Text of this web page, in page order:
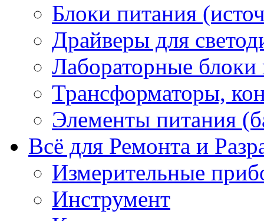
Блоки питания
Драйверы для
Лабораторные блоки
Трансформаторы,
Элементы питания
Всё для Ремонта и
Измерительные
Инструмент